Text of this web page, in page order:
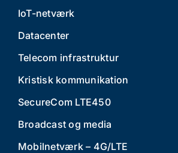
IoT-netværk
Datacenter
Telecom infrastruktur
Kristisk kommunikation
SecureCom LTE450
Broadcast og media
Mobilnetværk – 4G/LTE